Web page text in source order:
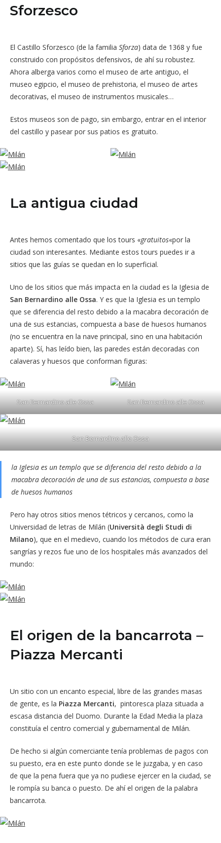
Sforzesco
El Castillo Sforzesco (de la familia Sforza) data de 1368 y fue
construido con propósitos defensivos, de ahí su robustez.
Ahora alberga varios como el museo de arte antiguo, el
museo egipcio, el museo de prehistoria, el museo de artes
decorativas, el museo de instrumentos musicales…
Estos museos son de pago, sin embargo, entrar en el interior
del castillo y pasear por sus patios es gratuito.
La antigua ciudad
Antes hemos comentado que los tours «gratuitos«por la
ciudad son interesantes. Mediante estos tours puedes ir a
sitios que las guías se quedan en lo superficial.
Uno de los sitios que más impacta en la ciudad es la Iglesia de
San Bernardino alle Ossa. Y es que la Iglesia es un templo
que se diferencia del resto debido a la macabra decoración de
una de sus estancias, compuesta a base de huesos humanos
(no se encuentra en la nave principal, sino en una habitación
aparte). Sí, has leído bien, las paredes están decoradas con
calaveras y huesos que conforman figuras:
San Bernardino alle Ossa San Bernardino alle Ossa
San Bernardino alle Ossa
la Iglesia es un templo que se diferencia del resto debido a la
macabra decoración de una de sus estancias, compuesta a base
de huesos humanos
Pero hay otros sitios menos tétricos y cercanos, como la
Universidad de letras de Milán (Università degli Studi di
Milano), que en el medievo, cuando los métodos de cura eran
sangrías y rezos fue uno de los hospitales más avanzados del
mundo:
El origen de la bancarrota –
Piazza Mercanti
Un sitio con un encanto especial, libre de las grandes masas
de gente, es la Piazza Mercanti, pintoresca plaza situada a
escasa distancia del Duomo. Durante la Edad Media la plaza
constituía el centro comercial y gubernamental de Milán.
De hecho si algún comerciante tenía problemas de pagos con
su puesto, era en este punto donde se le juzgaba, y en caso
de que la pena fuera que ya no pudiese ejercer en la ciudad, se
le rompía su banca o puesto. De ahí el origen de la palabra
bancarrota.